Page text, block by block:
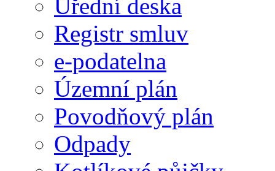
Úřední deska
Registr smluv
e-podatelna
Územní plán
Povodňový plán
Odpady